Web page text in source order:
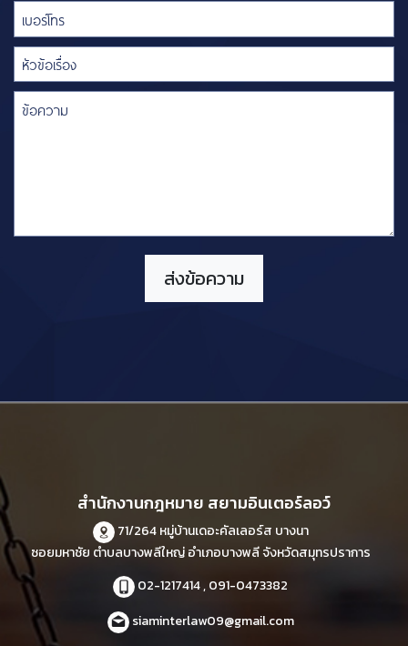
สำนักงานกฎหมาย สยามอินเตอร์ลอว์
71/264 หมู่บ้านเดอะคัลเลอร์ส บางนา
ซอยมหาชัย ตำบลบางพลีใหญ่ อำเภอบางพลี จังหวัดสมุทรปราการ
02-1217414 , 091-0473382
siaminterlaw09@gmail.com